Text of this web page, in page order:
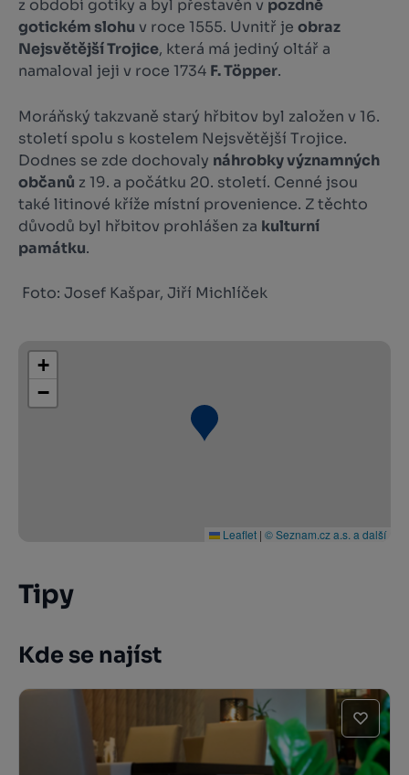
z období gotiky a byl přestavěn v pozdně
gotickém slohu v roce 1555. Uvnitř je obraz
Nejsvětější Trojice, která má jediný oltář a
namaloval jeji v roce 1734 F. Töpper.
Moráňský takzvaně starý hřbitov byl založen v 16.
století spolu s kostelem Nejsvětější Trojice.
Dodnes se zde dochovaly náhrobky významných
občanů z 19. a počátku 20. století. Cenné jsou
také litinové kříže místní provenience. Z těchto
důvodů byl hřbitov prohlášen za kulturní
památku.
Foto: Josef Kašpar, Jiří Michlíček
+
−
Leaflet | © Seznam.cz a.s. a další
Tipy
Kde se najíst